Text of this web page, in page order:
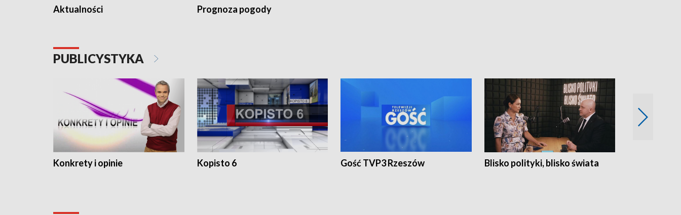
Aktualności Prognoza pogody
PUBLICYSTYKA
Konkrety i opinie Kopisto 6 Gość TVP3 Rzeszów Blisko polityki, blisko świata